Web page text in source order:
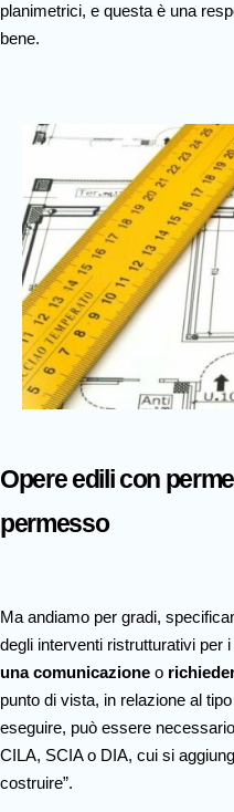
planimetrici, e questa è una
bene.
Opere edili con
permesso
Ma andiamo per gradi,
degli interventi ristrutturativi per
una comunicazione o
punto di vista, in relazione al
eseguire, può essere
CILA, SCIA o DIA, cui si
costruire”.